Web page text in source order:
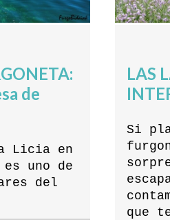
de
Licia en
uno de
del
LAS
Si
que